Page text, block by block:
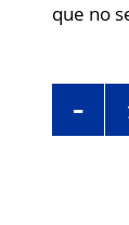
que no
-